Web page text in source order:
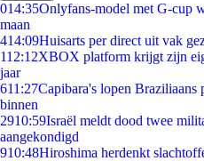
014:35Onlyfans-model met G-cup
maan
414:09Huisarts per direct uit vak
112:12XBOX platform krijgt zijn
jaar
611:27Capibara's lopen Braziliaans
binnen
2910:59Israël meldt dood twee
aangekondigd
910:48Hiroshima herdenkt